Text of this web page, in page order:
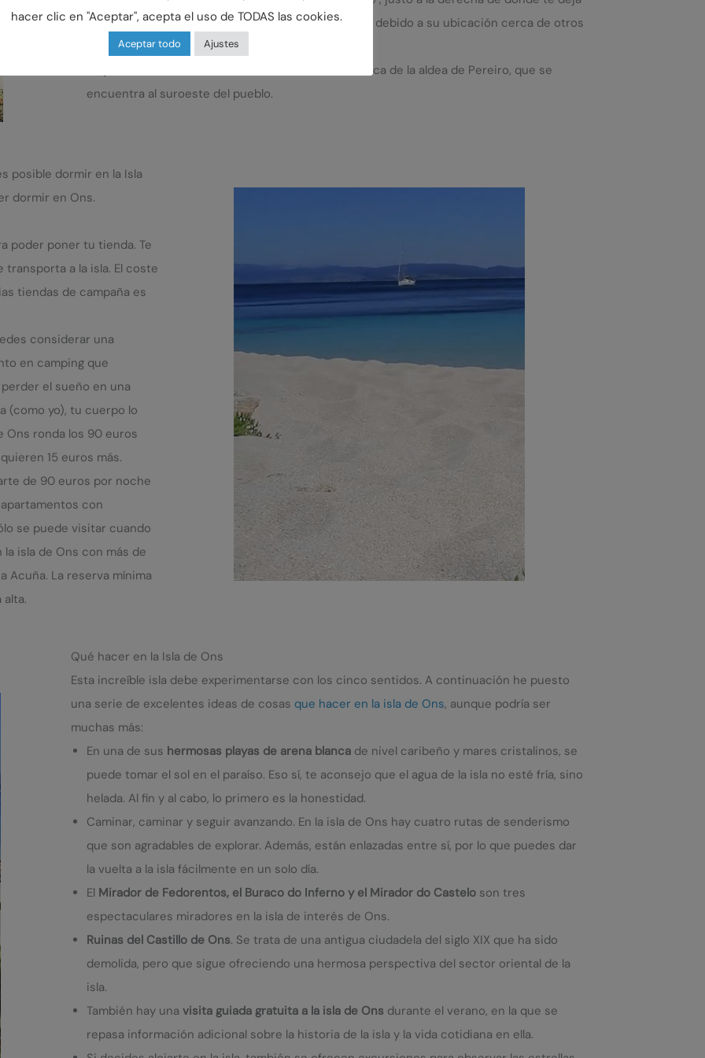
el ferry. Al ser pequeña, suele estar más concurrida debido a su ubicación cerca de otros
sitios.
. Se encuentra cerca de la aldea de Pereiro, que se
encuentra al suroeste del pueblo.
posible dormir en la Isla
dormir en Ons.
poder poner tu tienda. Te
a la isla. El coste
tiendas de campaña es
considerar una
en camping que
el sueño en una
(como yo), tu cuerpo lo
Ons ronda los 90 euros
15 euros más.
de 90 euros por noche
con
se puede visitar cuando
isla de Ons con más de
Acuña. La reserva mínima
Qué hacer en la Isla de Ons
Esta increíble isla debe experimentarse con los cinco sentidos. A continuación he puesto
una serie de excelentes ideas de cosas que hacer en la isla de Ons, aunque podría ser
muchas más:
En una de sus hermosas playas de arena blanca de nivel caribeño y mares cristalinos, se
puede tomar el sol en el paraíso. Eso sí, te aconsejo que el agua de la isla no esté fría, sino
helada. Al fin y al cabo, lo primero es la honestidad.
Caminar, caminar y seguir avanzando. En la isla de Ons hay cuatro rutas de senderismo
que son agradables de explorar. Además, están enlazadas entre sí, por lo que puedes dar
la vuelta a la isla fácilmente en un solo día.
El Mirador de Fedorentos, el Buraco do Inferno y el Mirador do Castelo son tres
espectaculares miradores en la isla de interés de Ons.
Ruinas del Castillo de Ons. Se trata de una antigua ciudadela del siglo XIX que ha sido
demolida, pero que sigue ofreciendo una hermosa perspectiva del sector oriental de la
isla.
También hay una visita guiada gratuita a la isla de Ons durante el verano, en la que se
repasa información adicional sobre la historia de la isla y la vida cotidiana en ella.
hacer clic en "Aceptar", acepta el uso de TODAS las cookies.
Aceptar todo Ajustes